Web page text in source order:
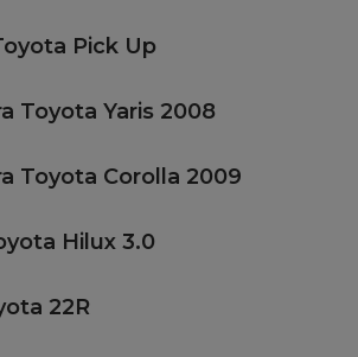
Pick Up
Toyota Yaris 2008
Toyota Corolla 2009
Hilux 3.0
22R